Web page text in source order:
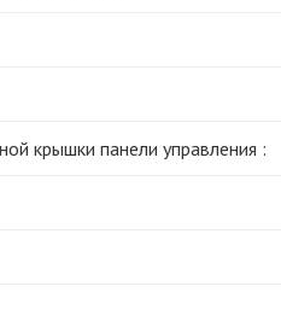
крышки панели управления :